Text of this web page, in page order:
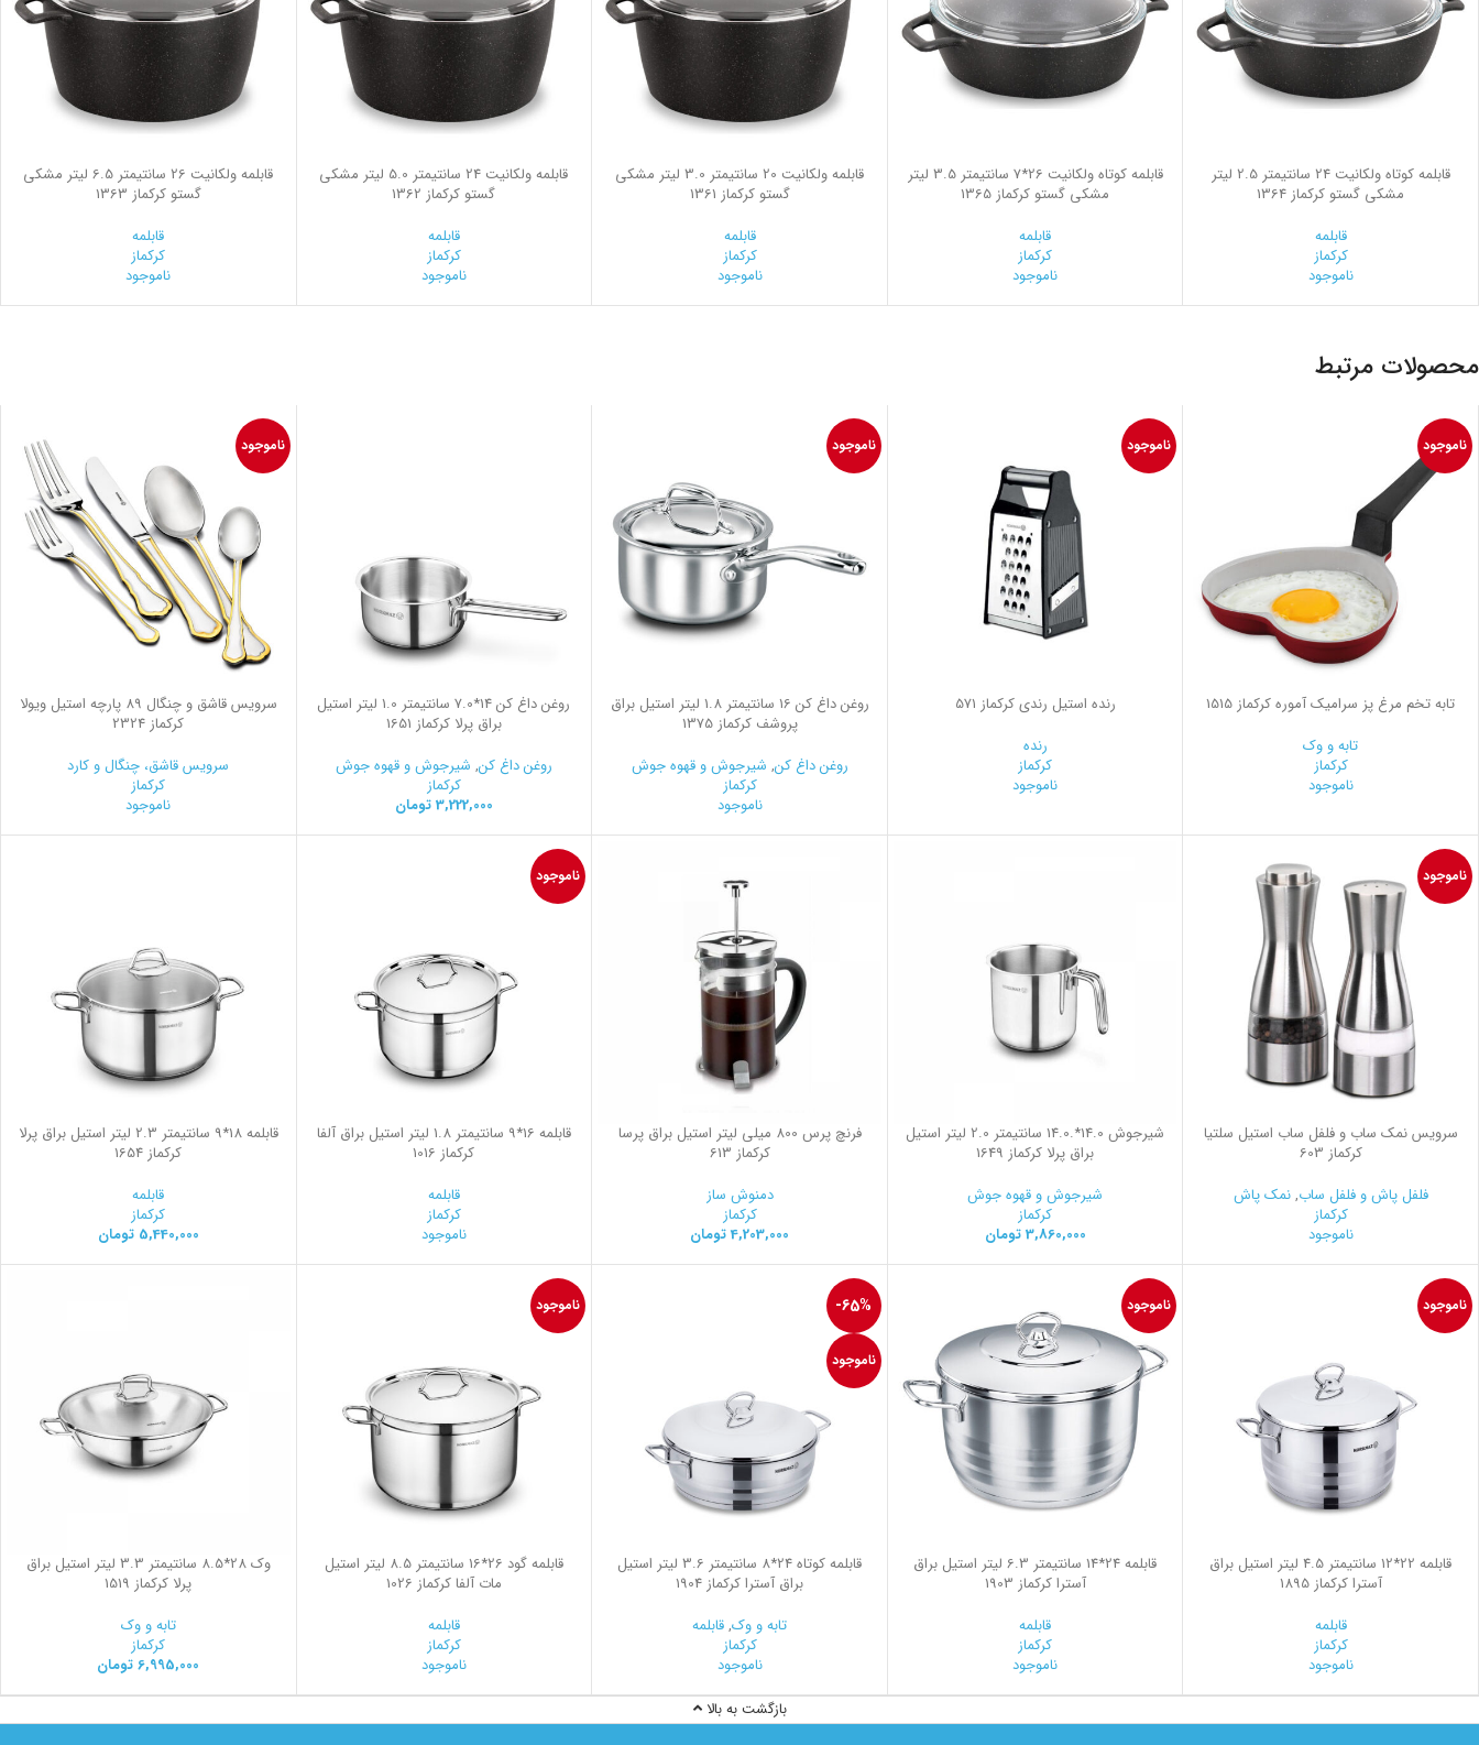
قابلمه کوتاه ولکانیت 24 سانتیمتر 2.5 لیتر
مشکی گستو کرکماز 1364
قابلمه
کرکماز
ناموجود
قابلمه کوتاه ولکانیت 26*7 سانتیمتر 3.5 لیتر
مشکی گستو کرکماز 1365
قابلمه
کرکماز
ناموجود
قابلمه ولکانیت 20 سانتیمتر 3.0 لیتر مشکی
گستو کرکماز 1361
قابلمه
کرکماز
ناموجود
قابلمه ولکانیت 24 سانتیمتر 5.0 لیتر مشکی
گستو کرکماز 1362
قابلمه
کرکماز
ناموجود
قابلمه ولکانیت 26 سانتیمتر 6.5 لیتر مشکی
گستو کرکماز 1363
قابلمه
کرکماز
ناموجود
محصولات مرتبط
ناموجود
تابه تخم مرغ پز سرامیک آموره کرکماز 1515
تابه و وک
کرکماز
ناموجود
ناموجود
رنده استیل رندي کرکماز 571
رنده
کرکماز
ناموجود
ناموجود
روغن داغ كن 16 سانتیمتر 1.8 لیتر استیل براق
پروشف کرکماز 1375
روغن داغ کن, شیرجوش و قهوه جوش
کرکماز
ناموجود
روغن داغ کن 14*7.0 سانتیمتر 1.0 لیتر استیل
براق پرلا کرکماز 1651
روغن داغ کن, شیرجوش و قهوه جوش
کرکماز
3,222,000تومان
ناموجود
سرویس قاشق و چنگال 89 پارچه استیل ویولا
کرکماز 2324
سرویس قاشق، چنگال و کارد
کرکماز
ناموجود
ناموجود
سرویس نمک ساب و فلفل ساب استیل سلتیا
کرکماز 603
فلفل پاش و فلفل ساب,نمک پاش
کرکماز
ناموجود
شیرجوش 14.0*.14.0 سانتیمتر 2.0 لیتر استیل
براق پرلا کرکماز 1649
شیرجوش و قهوه جوش
کرکماز
3,860,000 تومان
فرنچ پرس 800 میلی لیتر استیل براق پرسا
کرکماز 613
دمنوش ساز
کرکماز
4,203,000تومان
ناموجود
قابلمه 16*9 سانتیمتر 1.8 لیتر استیل براق آلفا
کرکماز 1016
قابلمه
کرکماز
ناموجود
قابلمه 18*9 سانتیمتر 2.3 لیتر استیل براق پرلا
کرکماز 1654
قابلمه
کرکماز
5,440,000 تومان
ناموجود
قابلمه 22*12 سانتیمتر 4.5 لیتر استیل براق
آسترا کرکماز 1895
قابلمه
کرکماز
ناموجود
ناموجود
قابلمه 24*14 سانتیمتر 6.3 لیتر استیل براق
آسترا کرکماز 1903
قابلمه
کرکماز
ناموجود
-65%
ناموجود
قابلمه کوتاه 24*8 سانتیمتر 3.6 لیتر استیل
براق آسترا کرکماز 1904
تابه و وک,قابلمه
کرکماز
ناموجود
ناموجود
قابلمه گود 26*16 سانتیمتر 8.5 لیتر استیل
مات آلفا کرکماز 1026
قابلمه
کرکماز
ناموجود
وک 28*8.5 سانتیمتر 3.3 لیتر استیل براق
پرلا کرکماز 1519
تابه و وک
کرکماز
6,995,000 تومان
بازگشت به بالا